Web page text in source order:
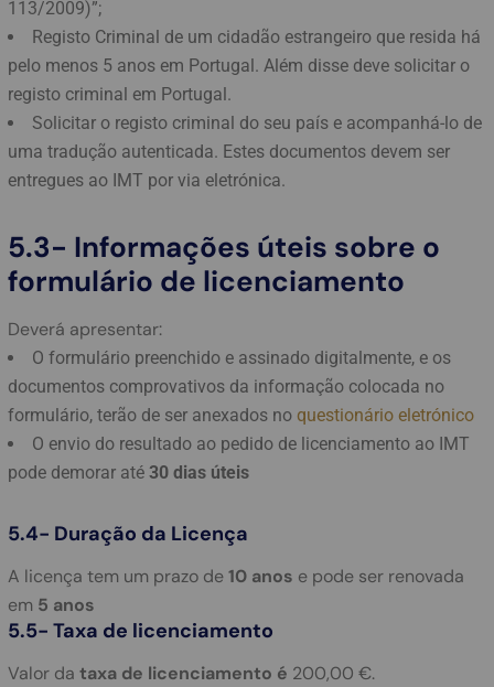
113/2009)”;
Registo Criminal de um cidadão estrangeiro que resida há
pelo menos 5 anos em Portugal. Além disse deve solicitar o
registo criminal em Portugal.
Solicitar o registo criminal do seu país e acompanhá-lo de
uma tradução autenticada. Estes documentos devem ser
entregues ao IMT por via eletrónica.
5.3- Informações úteis sobre o
formulário de licenciamento
Deverá apresentar:
O formulário preenchido e assinado digitalmente, e os
documentos comprovativos da informação colocada no
formulário, terão de ser anexados no questionário eletrónico
O envio do resultado ao pedido de licenciamento ao IMT
pode demorar até 30 dias úteis
5.4- Duração da Licença
A licença tem um prazo de10 anos e pode ser renovada
em 5 anos
5.5- Taxa de licenciamento
Valor da taxa de licenciamento é 200,00 €.